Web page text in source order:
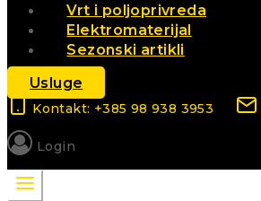
Vrt i poljoprivreda
Elektromaterijal
Sezonski artikli
Usluge
Kontakt: +385 98 938 3953
Login